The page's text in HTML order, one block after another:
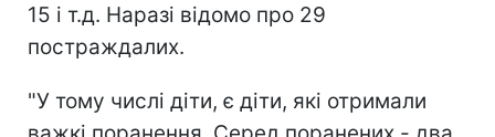
15 і т.д. Наразі відомо про 29
постраждалих.
"У тому числі діти, є діти, які отримали